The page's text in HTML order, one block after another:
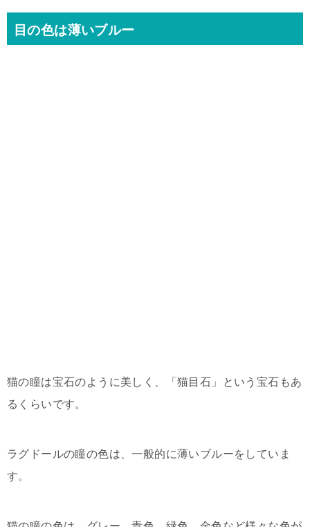
目の色は薄いブルー
猫の瞳は宝石のように美しく、「猫目石」という宝石もあ
るくらいです。
ラグドールの瞳の色は、一般的に薄いブルーをしていま
す。